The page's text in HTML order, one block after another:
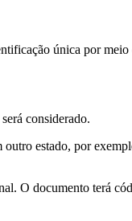
única por
considerado.
estado, por
O documento terá